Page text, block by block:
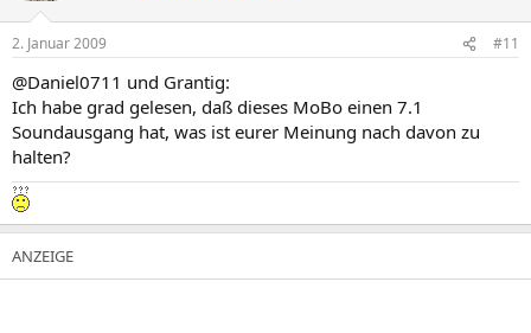
2. Januar 2009 #11
@Daniel0711 und Grantig:
Ich habe grad gelesen, daß dieses MoBo einen 7.1
Soundausgang hat, was ist eurer Meinung nach davon zu
halten?